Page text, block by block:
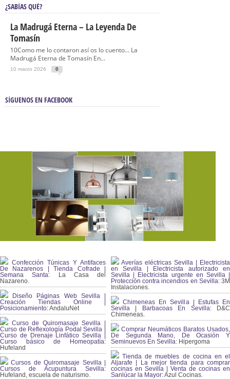
¿SABÍAS QUÉ?
La Madrugá Eterna – La Leyenda De
Tomasín
10Como me lo contaron así os lo cuento… La
Madrugá Eterna de Tomasín En...
10 marzo 2026 0
SÍGUENOS EN FACEBOOK
Confección Túnicas Y Antifaces
De Nazarenos | Tienda Cofrade |
Semana Santa: La Casa del
Nazareno.
Diseño Páginas Web Sevilla |
Creación Tiendas Online |
Posicionamiento:AndaluNet
Curso de Quiromasaje Sevilla |
Curso de Reflexología Podal Sevilla |
Curso de Drenaje Linfático Sevilla |
Curso básico de Homeopatía:
Hufeland
Cursos de Quiromasaje Sevilla |
Cursos de Acupuntura Sevilla:
Hufeland, escuela de naturismo.
Averías eléctricas Sevilla | Electricista
en Sevilla | Electricista autorizado en
Sevilla | Electricista urgente en Sevilla |
Protección contra incendios en Sevilla:3M
Instalaciones.
Chimeneas En Sevilla | Estufas En
Sevilla | Barbacoas En Sevilla:D&C
Chimeneas.
Comprar Neumáticos Baratos Usados,
De Segunda Mano, De Ocasión Y
Seminuevos En Sevilla: Hipergoma
Tienda de muebles de cocina en el
Aljarafe | La mejor tienda para comprar
cocinas en Sevilla | Venta de cocinas en
Sanlúcar la Mayor:Azul Cocinas.